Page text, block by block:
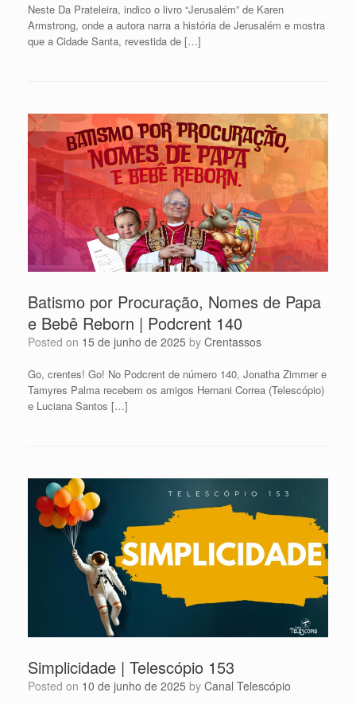
Neste Da Prateleira, indico o livro “Jerusalém” de Karen
Armstrong, onde a autora narra a história de Jerusalém e mostra
que a Cidade Santa, revestida de […]
Batismo por Procuração, Nomes de Papa
e Bebê Reborn | Podcrent 140
Posted on 15 de junho de 2025 by Crentassos
Go, crentes! Go! No Podcrent de número 140, Jonatha Zimmer e
Tamyres Palma recebem os amigos Hernani Correa (Telescópio)
e Luciana Santos […]
Simplicidade | Telescópio 153
Posted on 10 de junho de 2025 by Canal Telescópio